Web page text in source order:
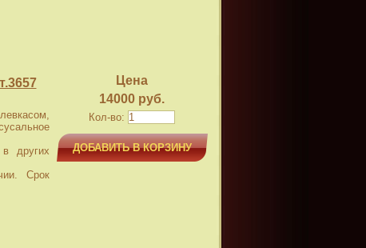
других
Срок
Цена
14000 руб.
Кол-во:
ДОБАВИТЬ В КОРЗИНУ